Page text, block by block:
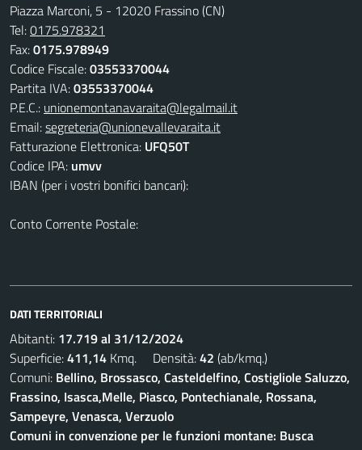
Piazza Marconi, 5 - 12020 Frassino (CN)
Tel:0175.978321
Fax:0175.978949
Codice Fiscale:03553370044
Partita IVA:03553370044
P.E.C.: unionemontanavaraita@legalmail.it
Email:segreteria@unionevallevaraita.it
Fatturazione Elettronica: UFQ50T
Codice IPA: umvv
IBAN (per i vostri bonifici bancari):
Conto Corrente Postale:
DATI TERRITORIALI
Abitanti: 17.719 al 31/12/2024
Superficie:411,14 Kmq. Densità:42 (ab/kmq.)
Comuni: Bellino, Brossasco, Casteldelfino, Costigliole Saluzzo,
Frassino, Isasca,Melle, Piasco, Pontechianale, Rossana,
Sampeyre, Venasca, Verzuolo
Comuni in convenzione per le funzioni montane: Busca